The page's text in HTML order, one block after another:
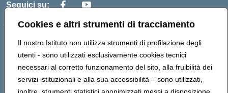
Cookies e altri strumenti di tracciamento
Il nostro Istituto non utilizza strumenti di profilazione degli
utenti - sono utilizzati esclusivamente cookies tecnici
necessari al corretto funzionamento del sito, alla fruibilità dei
servizi istituzionali e alla sua accessibilità – sono utilizzati,
Seguici su:
Corso Roma, 1 71100 FOGGIA (FG)
Codice meccanografico: FGPM03000E
Mail: FGPM03000E@istruzione.it - PEC:
FGPM03000E@pec.istruzione.it